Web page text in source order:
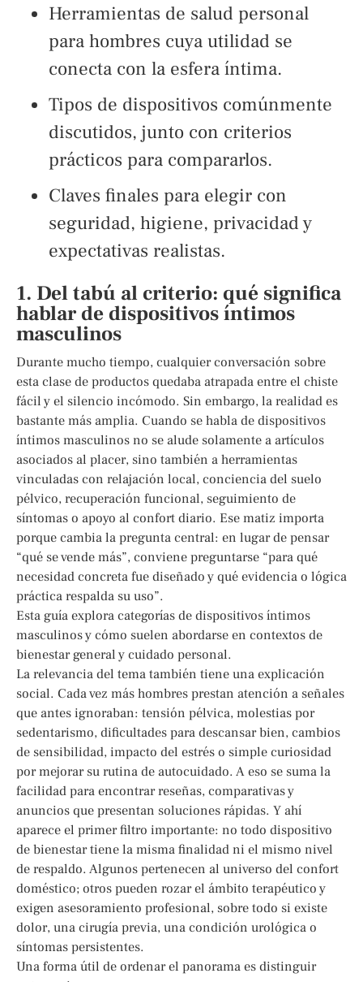
Herramientas de salud personal
para hombres cuya utilidad se
conecta con la esfera íntima.
Tipos de dispositivos comúnmente
discutidos, junto con criterios
prácticos para compararlos.
Claves finales para elegir con
seguridad, higiene, privacidad y
expectativas realistas.
1. Del tabú al criterio: qué significa
hablar de dispositivos íntimos
masculinos
Durante mucho tiempo, cualquier conversación sobre
esta clase de productos quedaba atrapada entre el chiste
fácil y el silencio incómodo. Sin embargo, la realidad es
bastante más amplia. Cuando se habla de dispositivos
íntimos masculinos no se alude solamente a artículos
asociados al placer, sino también a herramientas
vinculadas con relajación local, conciencia del suelo
pélvico, recuperación funcional, seguimiento de
síntomas o apoyo al confort diario. Ese matiz importa
porque cambia la pregunta central: en lugar de pensar
“qué se vende más”, conviene preguntarse “para qué
necesidad concreta fue diseñado y qué evidencia o lógica
práctica respalda su uso”.
Esta guía explora categorías de dispositivos íntimos
masculinos y cómo suelen abordarse en contextos de
bienestar general y cuidado personal.
La relevancia del tema también tiene una explicación
social. Cada vez más hombres prestan atención a señales
que antes ignoraban: tensión pélvica, molestias por
sedentarismo, dificultades para descansar bien, cambios
de sensibilidad, impacto del estrés o simple curiosidad
por mejorar su rutina de autocuidado. A eso se suma la
facilidad para encontrar reseñas, comparativas y
anuncios que presentan soluciones rápidas. Y ahí
aparece el primer filtro importante: no todo dispositivo
de bienestar tiene la misma finalidad ni el mismo nivel
de respaldo. Algunos pertenecen al universo del confort
doméstico; otros pueden rozar el ámbito terapéutico y
exigen asesoramiento profesional, sobre todo si existe
dolor, una cirugía previa, una condición urológica o
síntomas persistentes.
Una forma útil de ordenar el panorama es distinguir